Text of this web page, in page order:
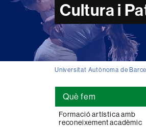
Cultura i
Universitat Autònoma de
Què fem
Formació artística amb
reconeixement acadèmic